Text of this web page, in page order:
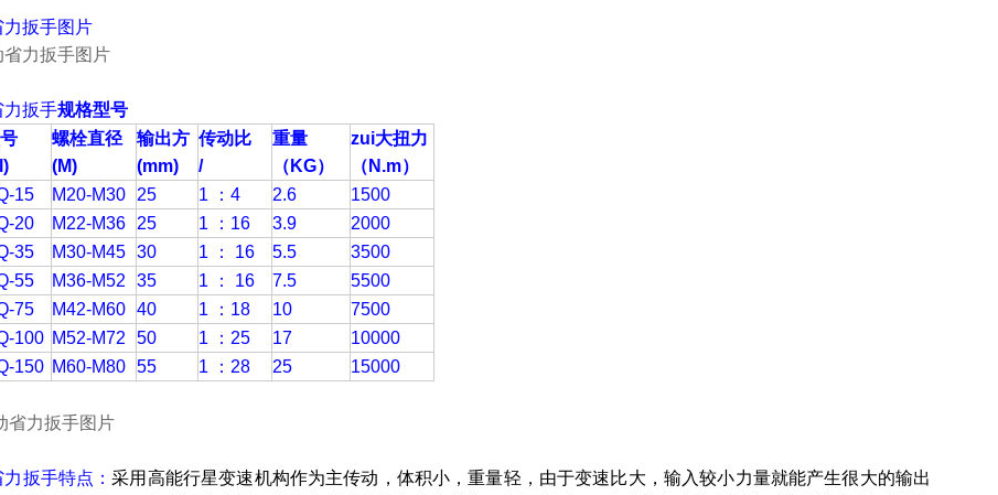
力扳手图片
力扳手规格型号
螺栓直径
(M)
输出方
(mm)
传动比
/
重量
（KG）
zui大扭力
（N.m）
15
M20-M30 25 1 ：4 2.6
1500
20
M22-M36 25 1 ： 16 3.9
2000
35
M30-M45 30 1 ： 16 5.5
3500
55
M36-M52 35 1 ： 16 7.5
5500
75
M42-M60 40 1 ： 18 10
7500
100 M52-M72 50 1 ： 25 17
10000
150 M60-M80 55 1 ： 28 25 15000
力扳手特点：采用高能行星变速机构作为主传动，体积小，重量轻，由于变速比大，输入较小力量就能产生很大的输出